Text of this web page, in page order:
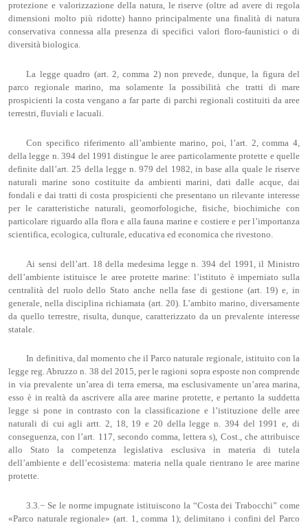
protezione e valorizzazione della natura, le riserve (oltre ad avere di regola
dimensioni molto più ridotte) hanno principalmente una finalità di natura
conservativa connessa alla presenza di specifici valori floro-faunistici o di
diversità biologica.
La legge quadro (art. 2, comma 2) non prevede, dunque, la figura del
parco regionale marino, ma solamente la possibilità che tratti di mare
prospicienti la costa vengano a far parte di parchi regionali costituiti da aree
terrestri, fluviali e lacuali.
Con specifico riferimento all’ambiente marino, poi, l’art. 2, comma 4,
della legge n. 394 del 1991 distingue le aree particolarmente protette e quelle
definite dall’art. 25 della legge n. 979 del 1982, in base alla quale le riserve
naturali marine sono costituite da ambienti marini, dati dalle acque, dai
fondali e dai tratti di costa prospicienti che presentano un rilevante interesse
per le caratteristiche naturali, geomorfologiche, fisiche, biochimiche con
particolare riguardo alla flora e alla fauna marine e costiere e per l’importanza
scientifica, ecologica, culturale, educativa ed economica che rivestono.
Ai sensi dell’art. 18 della medesima legge n. 394 del 1991, il Ministro
dell’ambiente istituisce le aree protette marine: l’istituto è imperniato sulla
centralità del ruolo dello Stato anche nella fase di gestione (art. 19) e, in
generale, nella disciplina richiamata (art. 20). L’ambito marino, diversamente
da quello terrestre, risulta, dunque, caratterizzato da un prevalente interesse
statale.
In definitiva, dal momento che il Parco naturale regionale, istituito con la
legge reg. Abruzzo n. 38 del 2015, per le ragioni sopra esposte non comprende
in via prevalente un’area di terra emersa, ma esclusivamente un’area marina,
esso è in realtà da ascrivere alla aree marine protette, e pertanto la suddetta
legge si pone in contrasto con la classificazione e l’istituzione delle aree
naturali di cui agli artt. 2, 18, 19 e 20 della legge n. 394 del 1991 e, di
conseguenza, con l’art. 117, secondo comma, lettera s), Cost., che attribuisce
allo Stato la competenza legislativa esclusiva in materia di tutela
dell’ambiente e dell’ecosistema: materia nella quale rientrano le aree marine
protette.
3.3.− Se le norme impugnate istituiscono la “Costa dei Trabocchi” come
«Parco naturale regionale» (art. 1, comma 1); delimitano i confini del Parco